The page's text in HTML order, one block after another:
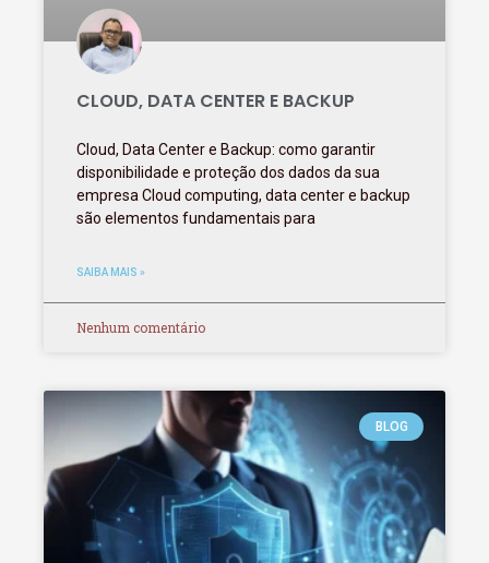
CLOUD, DATA CENTER E BACKUP
Cloud, Data Center e Backup: como garantir
disponibilidade e proteção dos dados da sua
empresa Cloud computing, data center e backup
são elementos fundamentais para
SAIBA MAIS »
Nenhum comentário
BLOG